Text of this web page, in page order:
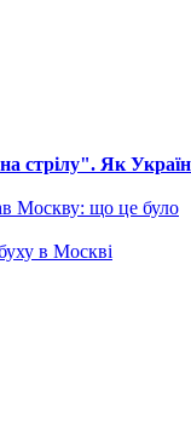
стрілу". Як
Москву: що це було
в Москві